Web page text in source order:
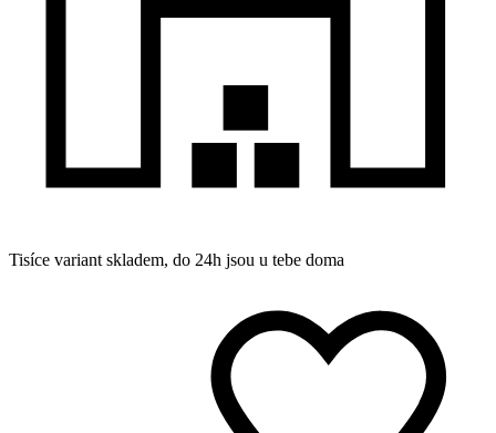
Tisíce variant skladem, do 24h jsou u tebe doma